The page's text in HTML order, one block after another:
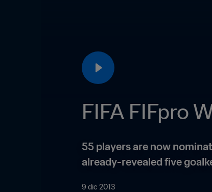
FIFA FIFpro
55 players are now
already-revealed five
9 dic 2013